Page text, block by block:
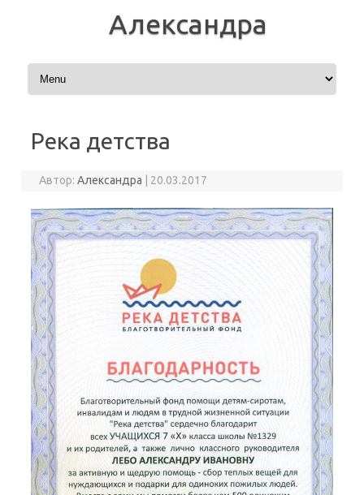
Александра
Перейти к содержимому
Река детства
Автор:Александра 20.03.2017